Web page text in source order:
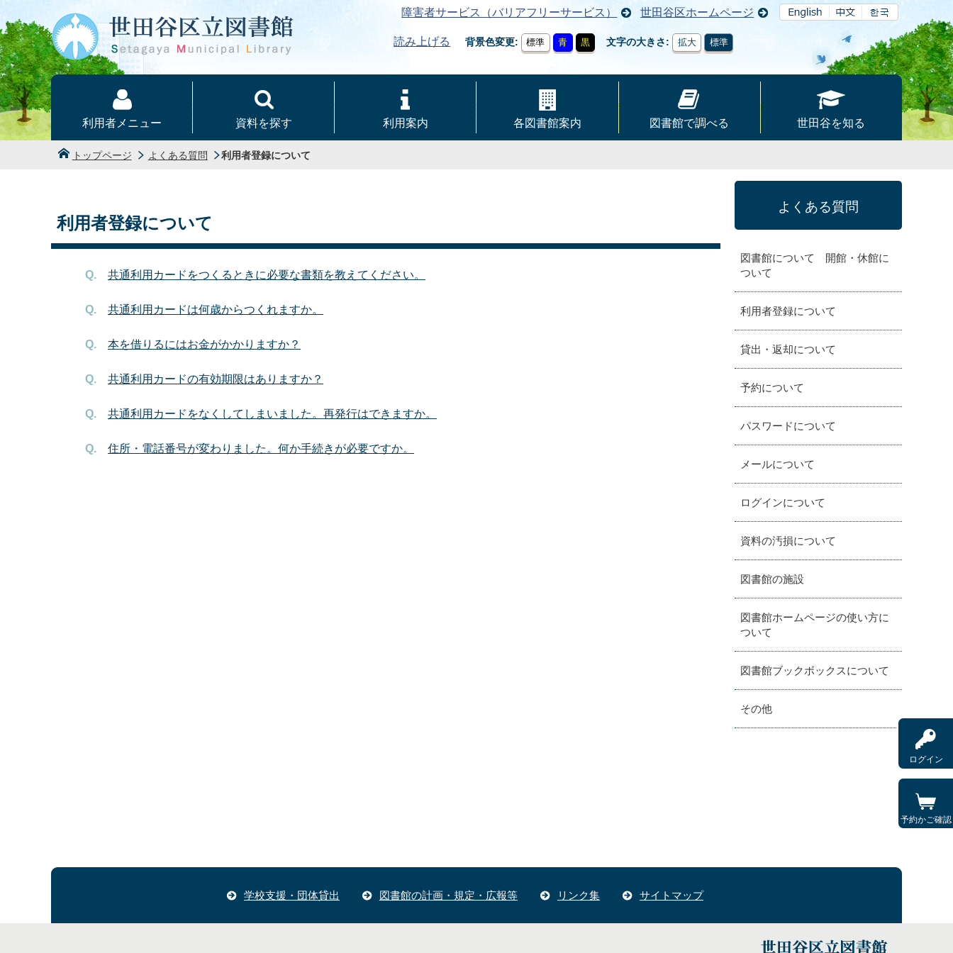
本文へ
障害者サービス（バリアフリーサービス） 世田谷区ホームページ
読み上げる 背景色変更 標準 青 黒 文字の大きさ 拡大 標準
ログイン
予約かご確認
利用者メニュー 資料を探す 利用案内 各図書館案内 図書館で調べる 世田谷を知る
トップページ よくある質問 利用者登録について
利用者登録について
共通利用カードをつくるときに必要な書類を教えてください。
共通利用カードは何歳からつくれますか。
本を借りるにはお金がかかりますか？
共通利用カードの有効期限はありますか？
共通利用カードをなくしてしまいました。再発行はできますか。
住所・電話番号が変わりました。何か手続きが必要ですか。
よくある質問
図書館について 開館・休館に
ついて
利用者登録について
貸出・返却について
予約について
パスワードについて
メールについて
ログインについて
資料の汚損について
図書館の施設
図書館ホームページの使い方に
ついて
図書館ブックボックスについて
その他
学校支援・団体貸出 図書館の計画・規定・広報等 リンク集 サイトマップ